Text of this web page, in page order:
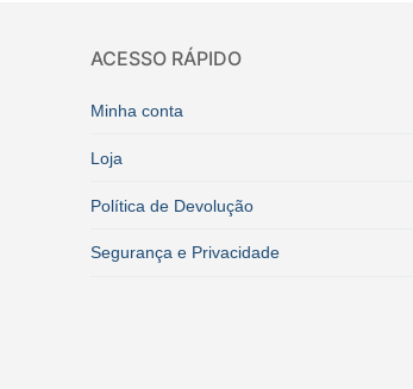
ACESSO RÁPIDO
Minha conta
Loja
Política de Devolução
Segurança e Privacidade